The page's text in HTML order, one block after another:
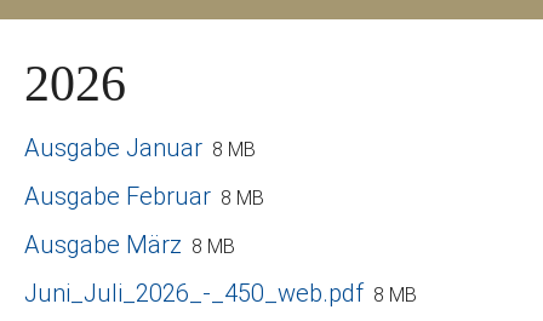
2026
Ausgabe Januar 8 MB
Ausgabe Februar 8 MB
Ausgabe März 8 MB
Juni_Juli_2026_-_450_web.pdf 8 MB